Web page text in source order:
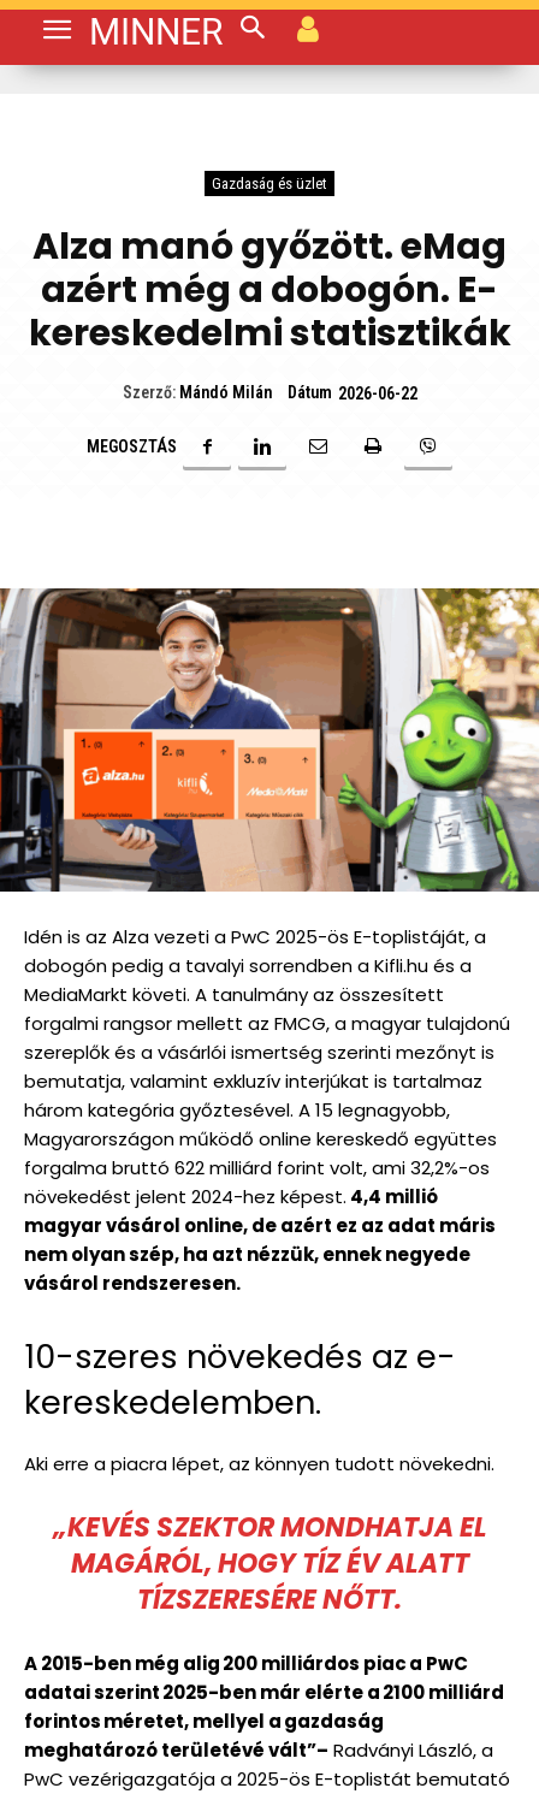
MINNER
Gazdaság és üzlet
Alza manó győzött. eMag
azért még a dobogón. E-
kereskedelmi statisztikák
Szerző: Mándó Milán Dátum 2026-06-22
MEGOSZTÁS
Idén is az Alza vezeti a PwC 2025-ös E-toplistáját, a
dobogón pedig a tavalyi sorrendben a Kifli.hu és a
MediaMarkt követi. A tanulmány az összesített
forgalmi rangsor mellett az FMCG, a magyar tulajdonú
szereplők és a vásárlói ismertség szerinti mezőnyt is
bemutatja, valamint exkluzív interjúkat is tartalmaz
három kategória győztesével. A 15 legnagyobb,
Magyarországon működő online kereskedő együttes
forgalma bruttó 622 milliárd forint volt, ami 32,2%-os
növekedést jelent 2024-hez képest. 4,4 millió
magyar vásárol online, de azért ez az adat máris
nem olyan szép, ha azt nézzük, ennek negyede
vásárol rendszeresen.
10-szeres növekedés az e-
kereskedelemben.
Aki erre a piacra lépet, az könnyen tudott növekedni.
„KEVÉS SZEKTOR MONDHATJA EL
MAGÁRÓL, HOGY TÍZ ÉV ALATT
TÍZSZERESÉRE NŐTT.
A 2015-ben még alig 200 milliárdos piac a PwC
adatai szerint 2025-ben már elérte a 2100 milliárd
forintos méretet, mellyel a gazdaság
meghatározó területévé vált”– Radványi László, a
PwC vezérigazgatója a 2025-ös E-toplistát bemutató